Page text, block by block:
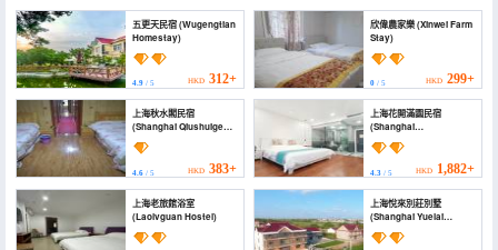
五更天民宿 (Wugengtian
Homestay)
4.9 / 5 HKD 312+
欣偉農家樂 (Xinwei Farm
Stay)
0/ 5 HKD 299+
上海秋水閣民宿
(Shanghai Qiushuige
Homestay)
4.6 / 5 HKD 383+
上海花開滿園民宿
(Shanghai
Huakaimanyuan
Homestay)
4.3/ 5 HKD 1,882+
上海老旅館浴室
(Laolvguan Hostel)
上海悅來別莊別墅
(Shanghai Yuelai
Biezhuang Villa)